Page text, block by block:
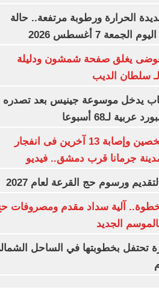
الحرارة ورطوبة مرتفعة.. حالة
7 أغسطس 2026
يغلق صفحة شمشون ودليلة
سلطان الديب
يدخل موسوعة جينيس بعد تصدره
عربية لـ68 أسبوعا
مقتل شخصين وإصابة 13 آخرين فى انفجار
جرمانا قرب دمشق.. فيديو
ورسوم حج القرعة لعام 2027
آلية سداد مقدم ومصروفات
الجديد
تحتفل بخطوبتها في الساحل